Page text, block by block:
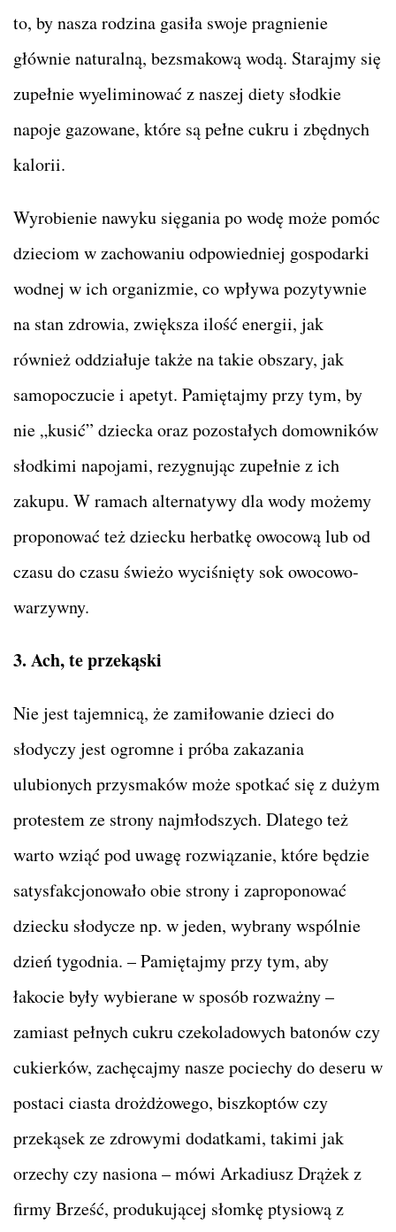
to, by nasza rodzina gasiła swoje pragnienie
głównie naturalną, bezsmakową wodą. Starajmy się
zupełnie wyeliminować z naszej diety słodkie
napoje gazowane, które są pełne cukru i zbędnych
kalorii.
Wyrobienie nawyku sięgania po wodę może pomóc
dzieciom w zachowaniu odpowiedniej gospodarki
wodnej w ich organizmie, co wpływa pozytywnie
na stan zdrowia, zwiększa ilość energii, jak
również oddziałuje także na takie obszary, jak
samopoczucie i apetyt. Pamiętajmy przy tym, by
nie „kusić” dziecka oraz pozostałych domowników
słodkimi napojami, rezygnując zupełnie z ich
zakupu. W ramach alternatywy dla wody możemy
proponować też dziecku herbatkę owocową lub od
czasu do czasu świeżo wyciśnięty sok owocowo-
warzywny.
3. Ach, te przekąski
Nie jest tajemnicą, że zamiłowanie dzieci do
słodyczy jest ogromne i próba zakazania
ulubionych przysmaków może spotkać się z dużym
protestem ze strony najmłodszych. Dlatego też
warto wziąć pod uwagę rozwiązanie, które będzie
satysfakcjonowało obie strony i zaproponować
dziecku słodycze np. w jeden, wybrany wspólnie
dzień tygodnia. – Pamiętajmy przy tym, aby
łakocie były wybierane w sposób rozważny –
zamiast pełnych cukru czekoladowych batonów czy
cukierków, zachęcajmy nasze pociechy do deseru w
postaci ciasta drożdżowego, biszkoptów czy
przekąsek ze zdrowymi dodatkami, takimi jak
orzechy czy nasiona – mówi Arkadiusz Drążek z
firmy Brześć, produkującej słomkę ptysiową z